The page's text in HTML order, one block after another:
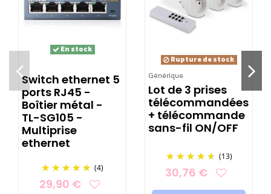
connectique adaptée- pour annuler le rayonnement des
Aperçu à 30cm de la box :
En stock
Switch ethernet 5
ports RJ45 -
Boîtier métal -
TL-SG105 -
Multiprise
ethernet
(4)
29,90 €
Générique
Rupture de stock
Lot de 3 prises
télécommandées
+ télécommande
sans-fil ON/OFF
(13)
30,76 €